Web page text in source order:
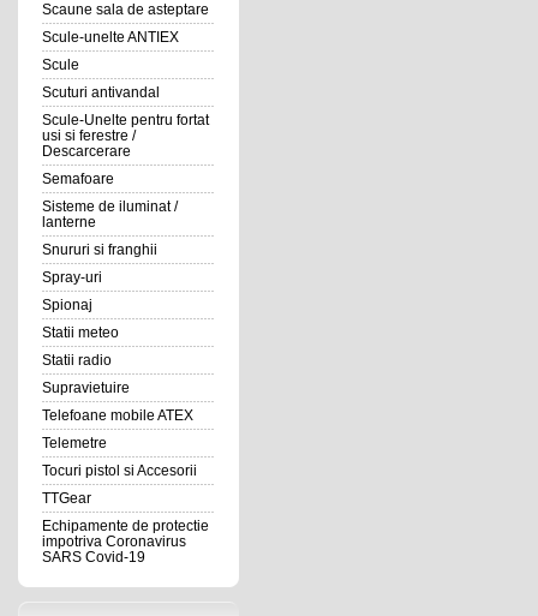
Scaune sala de asteptare
Scule-unelte ANTIEX
Scule
Scuturi antivandal
Scule-Unelte pentru fortat
usi si ferestre /
Descarcerare
Semafoare
Sisteme de iluminat /
lanterne
Snururi si franghii
Spray-uri
Spionaj
Statii meteo
Statii radio
Supravietuire
Telefoane mobile ATEX
Telemetre
Tocuri pistol si Accesorii
TTGear
Echipamente de protectie
impotriva Coronavirus
SARS Covid-19